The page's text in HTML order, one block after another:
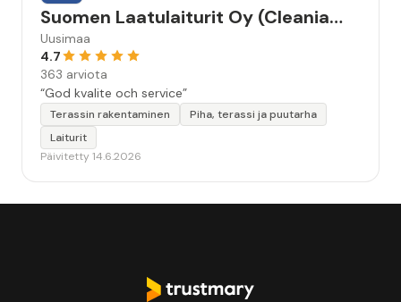
Suomen Laatulaiturit Oy (Cleania
Oy)
Uusimaa
4.7
363 arviota
“God kvalite och service”
Terassin rakentaminen
Piha, terassi ja puutarha
Laiturit
Päivitetty 14.6.2026